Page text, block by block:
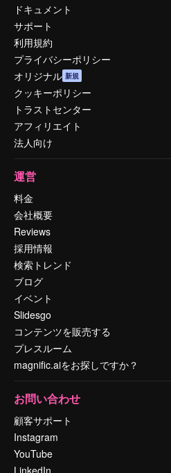
ドキュメント
サポート
利用規約
プライバシーポリシー
オリジナル 新規
クッキーポリシー
トラストセンター
アフィリエイト
法人向け
運営
料金
会社概要
Reviews
採用情報
検索トレンド
ブログ
イベント
Slidesgo
コンテンツを販売する
プレスルーム
magnific.aiをお探しですか？
お問い合わせ
顧客サポート
Instagram
YouTube
LinkedIn